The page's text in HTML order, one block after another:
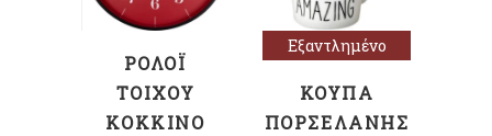
ΡΟΛΌΙ
ΤΟΊΧΟΥ
ΚΌΚΚΙΝΟ
Εξαντλημένο
ΚΟΎΠΑ
ΠΟΡΣΕΛΆΝΗΣ